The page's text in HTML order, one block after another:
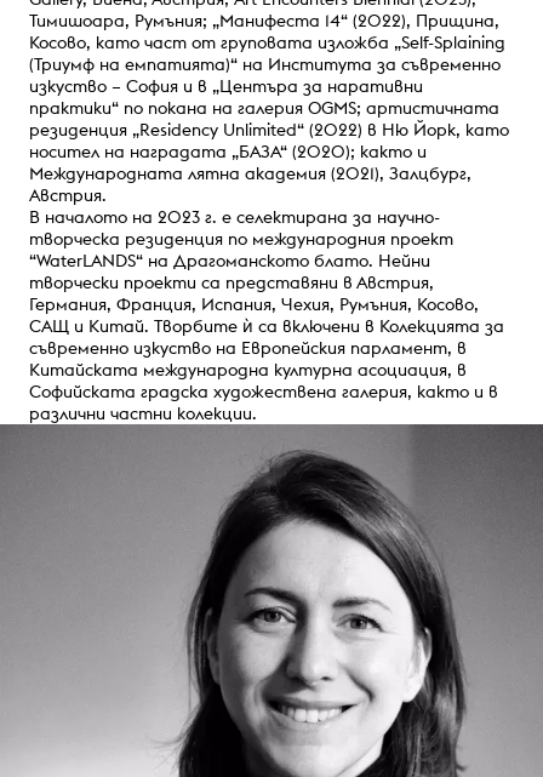
Тимишоара, Румъния; „Манифеста 14“ (2022), Прищина,
Косово, като част от груповата изложба „Self-Splaining
(Триумф на емпатията)“ на Института за съвременно
изкуство – София и в „Центъра за наративни
практики“ по покана на галерия OGMS; артистичната
резиденция „Residency Unlimited“ (2022) в Ню Йорк, като
носител на наградата „БАЗА“ (2020); както и
Международната лятна академия (2021), Залцбург,
Австрия.
В началото на 2023 г. е селектирана за научно-
творческа резиденция по международния проект
“WaterLANDS“ на Драгоманското блато. Нейни
творчески проекти са представяни в Австрия,
Германия, Франция, Испания, Чехия, Румъния, Косово,
САЩ и Китай. Творбите ѝ са включени в Колекцията за
съвременно изкуство на Европейския парламент, в
Китайската международна културна асоциация, в
Софийската градска художествена галерия, както и в
различни частни колекции.